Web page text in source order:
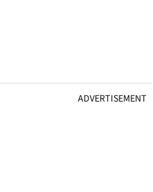
ADVERTISEMENT